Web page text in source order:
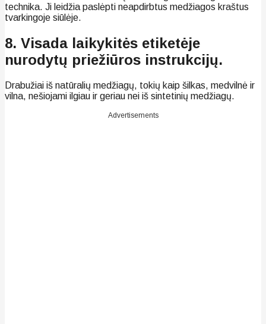
technika. Ji leidžia paslėpti neapdirbtus medžiagos kraštus
tvarkingoje siūlėje.
8. Visada laikykitės etiketėje
nurodytų priežiūros instrukcijų.
Drabužiai iš natūralių medžiagų, tokių kaip šilkas, medvilnė ir
vilna, nešiojami ilgiau ir geriau nei iš sintetinių medžiagų.
Advertisements